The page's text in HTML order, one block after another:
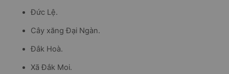
Đức Lệ.
Cây xăng Đại Ngàn.
Đắk Hoà.
Xã Đắk Moi.